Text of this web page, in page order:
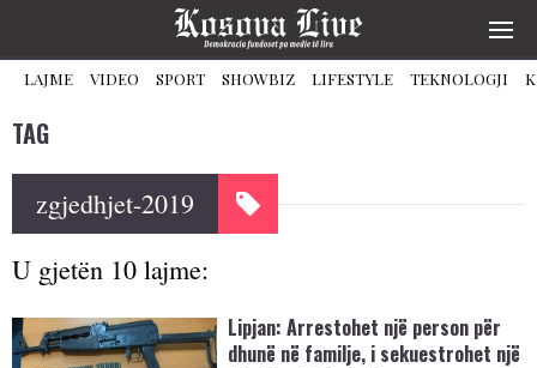
LAJME VIDEO SPORT SHOWBIZ LIFESTYLE TEKNOLOGJI
TAG
zgjedhjet-2019
U gjetën 10 lajme:
Lipjan: Arrestohet një person për
dhunë në familje, i sekuestrohet një